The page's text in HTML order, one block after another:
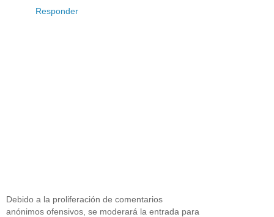
Responder
Debido a la proliferación de comentarios
anónimos ofensivos, se moderará la entrada para